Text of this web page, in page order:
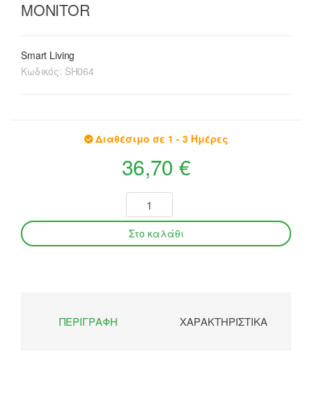
MONITOR
Smart Living
Κωδικός: SH064
Διαθέσιμο σε 1 - 3 Ημέρες
36,70 €
ΠΕΡΙΓΡΑΦΉ ΧΑΡΑΚΤΗΡΙΣΤΙΚΆ